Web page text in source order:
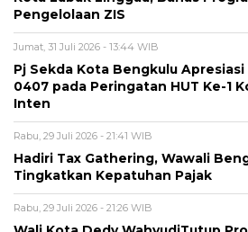
Pengelolaan ZIS
Jumat, 31 Juli 2026 - 13:44 WIB
Pj Sekda Kota Bengkulu
0407 pada Peringatan HUT Ke-1
Inten
Rabu, 29 Juli 2026 - 21:41 WIB
Hadiri Tax Gathering, Wawali
Tingkatkan Kepatuhan Pajak
Rabu, 29 Juli 2026 - 21:26 WIB